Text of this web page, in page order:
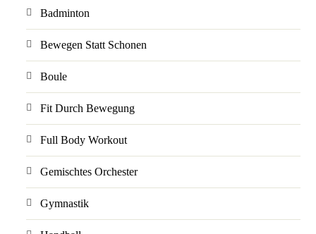
Badminton
Bewegen Statt Schonen
Boule
Fit Durch Bewegung
Full Body Workout
Gemischtes Orchester
Gymnastik